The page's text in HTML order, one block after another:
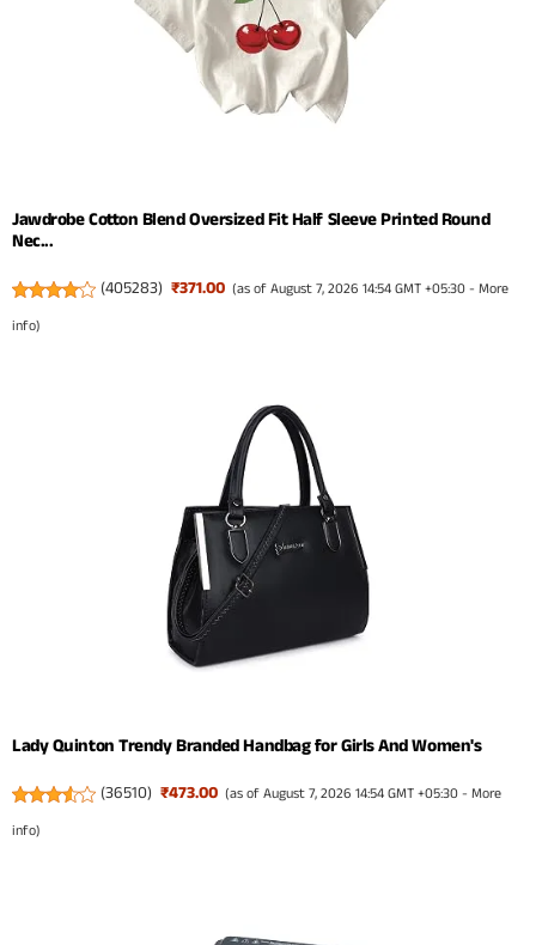
Jawdrobe Cotton Blend Oversized Fit Half Sleeve Printed Round
Nec...
(405283) ₹371.00 (as of August 7, 2026 14:54 GMT +05:30 -More
info)
Lady Quinton Trendy Branded Handbag for Girls And Women's
(36510) ₹473.00 (as of August 7, 2026 14:54 GMT +05:30 -More
info)